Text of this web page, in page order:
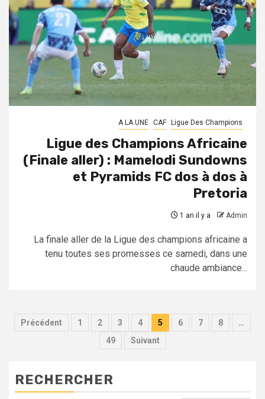
A LA UNE CAF Ligue Des Champions
Ligue des Champions Africaine
(Finale aller) : Mamelodi Sundowns
et Pyramids FC dos à dos à
Pretoria
1 an il y a Admin
La finale aller de la Ligue des champions africaine a
tenu toutes ses promesses ce samedi, dans une
chaude ambiance...
Pagination
Précédent 1 2 3 4 5 6 7 8
…
49
Suivant
RECHERCHER